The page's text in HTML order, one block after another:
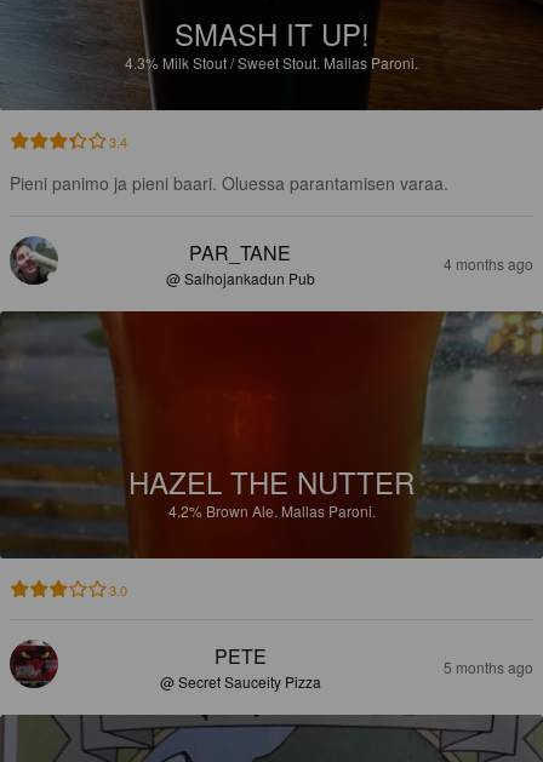
SMASH IT UP!
4.3% Milk Stout / Sweet Stout. Mallas Paroni.
3.4
Pieni panimo ja pieni baari. Oluessa parantamisen varaa.
PAR_TANE
@ Salhojankadun Pub
4 months ago
HAZEL THE NUTTER
4.2% Brown Ale. Mallas Paroni.
3.0
PETE
@ Secret Sauceity Pizza
5 months ago